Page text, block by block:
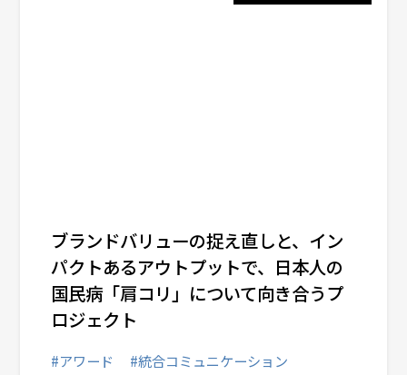
#アワード
#統合コミュニケーション
ブランドバリューの捉え直しと、イン
パクトあるアウトプットで、日本人の
国民病「肩コリ」について向き合うプ
ロジェクト